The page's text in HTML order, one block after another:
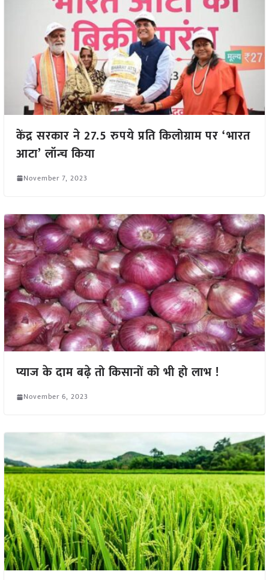
केंद्र सरकार ने 27.5 रुपये प्रति किलोग्राम पर ‘भारत
आटा’ लॉन्च किया
November 7, 2023
प्याज के दाम बढ़े तो किसानों को भी हो लाभ !
November 6, 2023